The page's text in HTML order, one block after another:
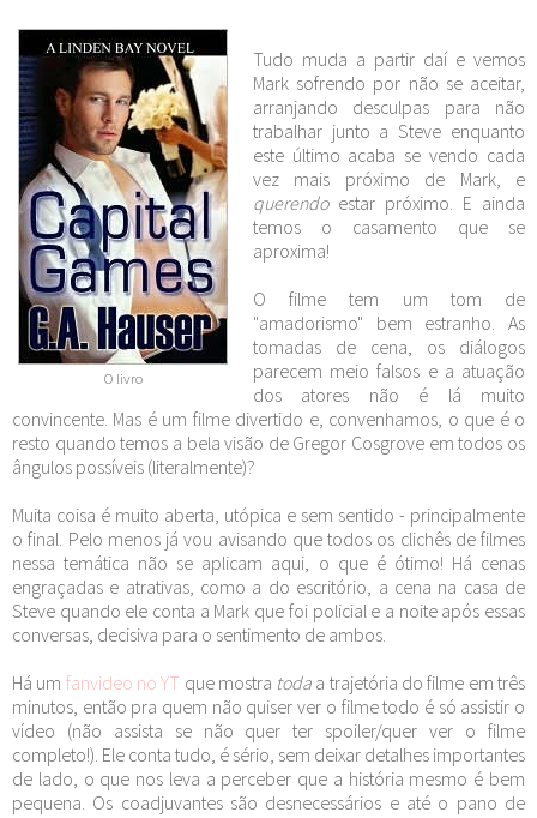
O livro
Tudo muda a partir daí e vemos
Mark sofrendo por não se aceitar,
arranjando desculpas para não
trabalhar junto a Steve enquanto
este último acaba se vendo cada
vez mais próximo de Mark, e
querendo estar próximo. E ainda
temos o casamento que se
aproxima!
O filme tem um tom de
"amadorismo" bem estranho. As
tomadas de cena, os diálogos
parecem meio falsos e a atuação
dos atores não é lá muito
convincente. Mas é um filme divertido e, convenhamos, o que é o
resto quando temos a bela visão de Gregor Cosgrove em todos os
ângulos possíveis (literalmente)?
Muita coisa é muito aberta, utópica e sem sentido - principalmente
o final. Pelo menos já vou avisando que todos os clichês de filmes
nessa temática não se aplicam aqui, o que é ótimo! Há cenas
engraçadas e atrativas, como a do escritório, a cena na casa de
Steve quando ele conta a Mark que foi policial e a noite após essas
conversas, decisiva para o sentimento de ambos.
Há um fanvideo no YT que mostra toda a trajetória do filme em três
minutos, então pra quem não quiser ver o filme todo é só assistir o
vídeo (não assista se não quer ter spoiler/quer ver o filme
completo!). Ele conta tudo, é sério, sem deixar detalhes importantes
de lado, o que nos leva a perceber que a história mesmo é bem
pequena. Os coadjuvantes são desnecessários e até o pano de